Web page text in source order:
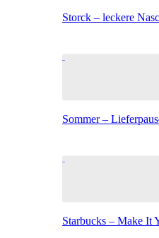
Storck – leckere
Sommer –
Starbucks – Make It